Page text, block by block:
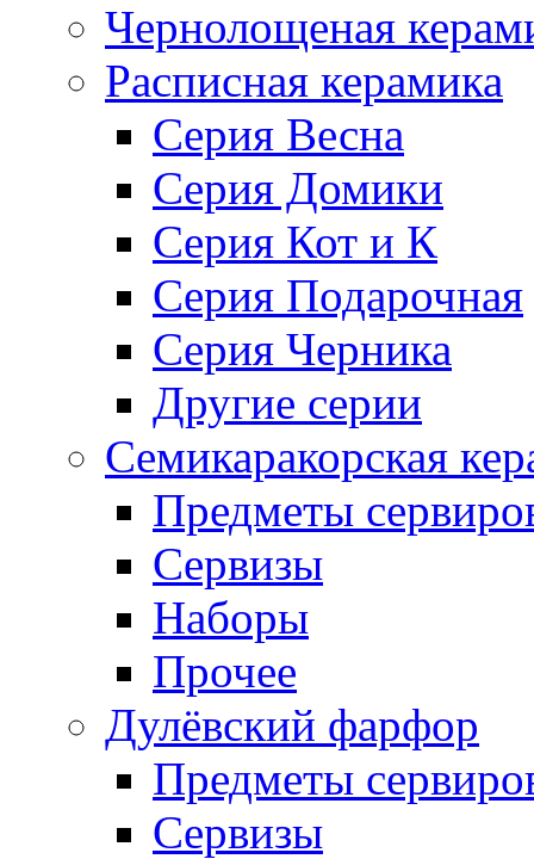
Чернолощеная
Расписная керамика
Серия Весна
Серия Домики
Серия Кот и К
Серия Подарочная
Серия Черника
Другие серии
Семикаракорская
Предметы
Сервизы
Наборы
Прочее
Дулёвский фарфор
Предметы
Сервизы